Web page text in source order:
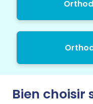
Bien choisir